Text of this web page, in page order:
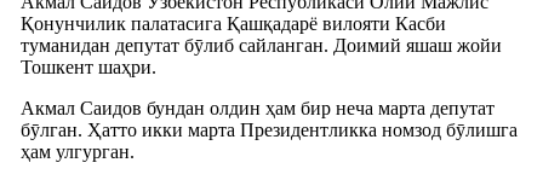
Қонунчилик палатасига Қашқадарё вилояти Касби
туманидан депутат бӯлиб сайланган. Доимий яшаш жойи
Тошкент шаҳри.
Акмал Саидов бундан олдин ҳам бир неча марта депутат
бӯлган. Ҳатто икки марта Президентликка номзод бӯлишга
ҳам улгурган.